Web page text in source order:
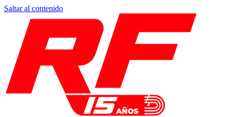
Saltar al contenido